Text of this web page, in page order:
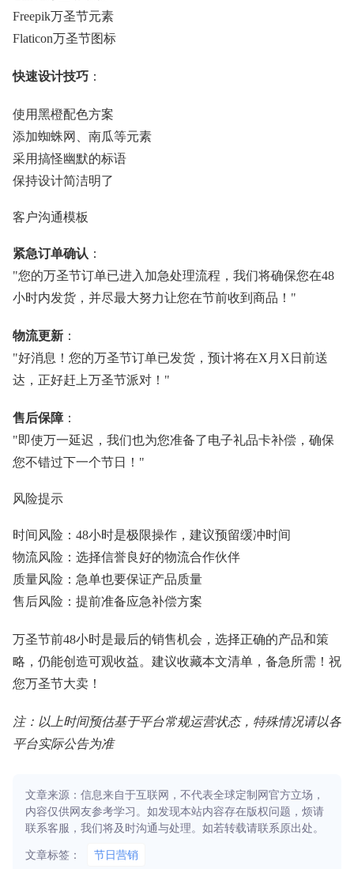
Freepik万圣节元素
Flaticon万圣节图标
快速设计技巧 ：
使用黑橙配色方案
添加蜘蛛网、南瓜等元素
采用搞怪幽默的标语
保持设计简洁明了
客户沟通模板
紧急订单确认 ：
"您的万圣节订单已进入加急处理流程，我们将确保您在48
小时内发货，并尽最大努力让您在节前收到商品！"
物流更新 ：
"好消息！您的万圣节订单已发货，预计将在X月X日前送
达，正好赶上万圣节派对！"
售后保障 ：
"即使万一延迟，我们也为您准备了电子礼品卡补偿，确保
您不错过下一个节日！"
风险提示
时间风险：48小时是极限操作，建议预留缓冲时间
物流风险：选择信誉良好的物流合作伙伴
质量风险：急单也要保证产品质量
售后风险：提前准备应急补偿方案
万圣节前48小时是最后的销售机会，选择正确的产品和策
略，仍能创造可观收益。建议收藏本文清单，备急所需！祝
您万圣节大卖！
注：以上时间预估基于平台常规运营状态，特殊情况请以各
平台实际公告为准
文章来源：信息来自于互联网，不代表全球定制网官方立场，
内容仅供网友参考学习。如发现本站内容存在版权问题，烦请
联系客服，我们将及时沟通与处理。如若转载请联系原出处。
文章标签： 节日营销